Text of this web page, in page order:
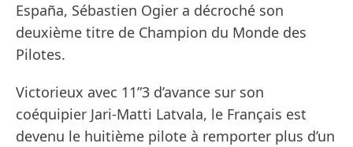
España, Sébastien Ogier a décroché son
deuxième titre de Champion du Monde des
Pilotes.
Victorieux avec 11”3 d’avance sur son
coéquipier Jari-Matti Latvala, le Français est
devenu le huitième pilote à remporter plus d’un